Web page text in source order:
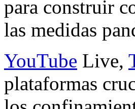
para construir
las medidas
YouTube Live,
plataformas